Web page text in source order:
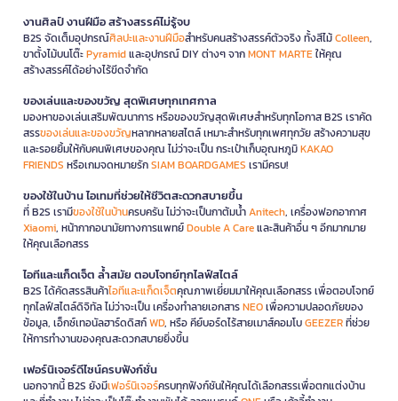
งานศิลป์ งานฝีมือ สร้างสรรค์ไม่รู้จบ
B2S จัดเต็มอุปกรณ์ศิลปะและงานฝีมือสำหรับคนสร้างสรรค์ตัวจริง ทั้งสีไม้Colleen,
ขาตั้งไม้บนโต๊ะPyramidและอุปกรณ์ DIY ต่างๆ จากMONT MARTEให้คุณ
สร้างสรรค์ได้อย่างไร้ขีดจำกัด
ของเล่นและของขวัญ สุดพิเศษทุกเทศกาล
มองหาของเล่นเสริมพัฒนาการ หรือของขวัญสุดพิเศษสำหรับทุกโอกาส B2S เราคัด
สรรของเล่นและของขวัญหลากหลายสไตล์ เหมาะสำหรับทุกเพศทุกวัย สร้างความสุข
และรอยยิ้มให้กับคนพิเศษของคุณ ไม่ว่าจะเป็น กระเป๋าเก็บอุณหภูมิKAKAO
FRIENDS หรือเกมจดหมายรักSIAM BOARDGAMES เรามีครบ!
ของใช้ในบ้าน ไอเทมที่ช่วยให้ชีวิตสะดวกสบายขึ้น
ที่ B2S เรามีของใช้ในบ้านครบครัน ไม่ว่าจะเป็นกาต้มน้ำAnitech, เครื่องฟอกอากาศ
Xiaomi, หน้ากากอนามัยทางการแพทย์Double A Careและสินค้าอื่น ๆ อีกมากมาย
ให้คุณเลือกสรร
ไอทีและแก็ดเจ็ต ล้ำสมัย ตอบโจทย์ทุกไลฟ์สไตล์
B2S ได้คัดสรรสินค้าไอทีและแก็ดเจ็ตคุณภาพเยี่ยมมาให้คุณเลือกสรร เพื่อตอบโจทย์
ทุกไลฟ์สไตล์ดิจิทัล ไม่ว่าจะเป็น เครื่องทำลายเอกสารNEOเพื่อความปลอดภัยของ
ข้อมูล, เอ็กซ์เทอนัลฮาร์ดดิสก์WD, หรือ คีย์บอร์ดไร้สายเมาส์คอมโบGEEZERที่ช่วย
ให้การทำงานของคุณสะดวกสบายยิ่งขึ้น
เฟอร์นิเจอร์ดีไซน์ครบฟังก์ชั่น
นอกจากนี้ B2S ยังมีเฟอร์นิเจอร์ครบทุกฟังก์ชันให้คุณได้เลือกสรรเพื่อตกแต่งบ้าน